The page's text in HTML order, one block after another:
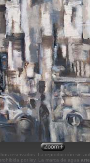
reservados. La reproducción sin
por ley. La marca de agua